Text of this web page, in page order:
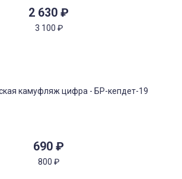
2 630 ₽
3 100 ₽
690 ₽
800 ₽